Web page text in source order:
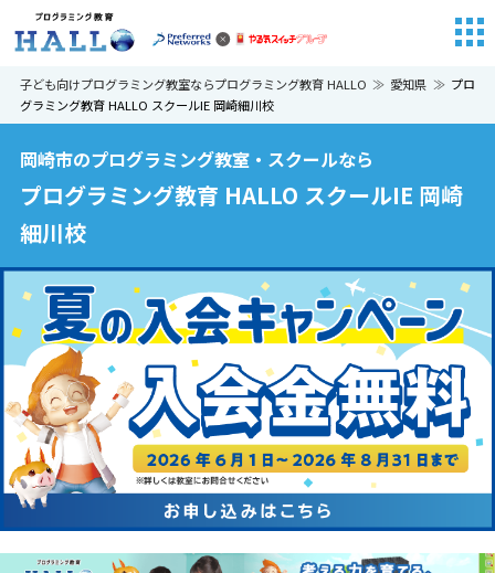
子ども向けプログラミング教室ならプログラミング教育 HALLO 愛知県
プロ
グラミング教育 HALLO スクールIE 岡崎細川校
岡崎市のプログラミング教室・スクールなら
プログラミング教育 HALLO スクールIE 岡崎
細川校